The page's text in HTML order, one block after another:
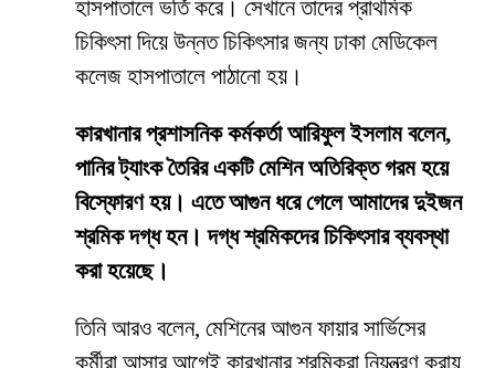
হাসপাতালে ভর্তি করে। সেখানে তাদের প্রাথমিক
চিকিৎসা দিয়ে উন্নত চিকিৎসার জন্য ঢাকা মেডিকেল
কলেজ হাসপাতালে পাঠানো হয়।
কারখানার প্রশাসনিক কর্মকর্তা আরিফুল ইসলাম বলেন,
পানির ট্যাংক তৈরির একটি মেশিন অতিরিক্ত গরম হয়ে
বিস্ফোরণ হয়। এতে আগুন ধরে গেলে আমাদের দুইজন
শ্রমিক দগ্ধ হন। দগ্ধ শ্রমিকদের চিকিৎসার ব্যবস্থা
করা হয়েছে।
তিনি আরও বলেন, মেশিনের আগুন ফায়ার সার্ভিসের